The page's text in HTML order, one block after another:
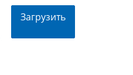
Загрузить